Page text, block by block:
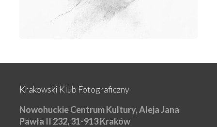
Krakowski Klub Fotograficzny
Nowohuckie Centrum Kultury, Aleja Jana
Pawła II 232, 31-913 Kraków